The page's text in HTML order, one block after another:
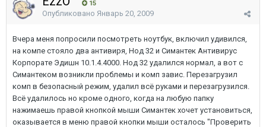
15
Опубликовано Январь 20, 2009
Вчера меня попросили посмотреть ноутбук, включил удивился,
на компе стояло два антивиря, Нод 32 и Симантек Антивирус
Корпорате Эдишн 10.1.4.4000. Нод 32 удалился нормал, а вот с
Симантеком возникли проблемы и комп завис. Перезагрузил
комп в безопасный режим, удалил всё руками и перезагрузился.
Всё удалилось но кроме одного, когда на любую папку
нажимаешь правой кнопкой мыши Симантек хочет установиться,
оказывается в меню правой кнопки мыши осталось "Проверить